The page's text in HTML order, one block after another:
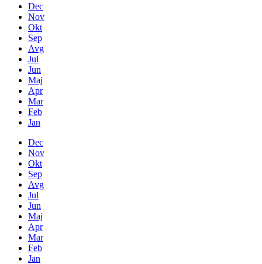
Dec
Nov
Okt
Sep
Avg
Jul
Jun
Maj
Apr
Mar
Feb
Jan
Dec
Nov
Okt
Sep
Avg
Jul
Jun
Maj
Apr
Mar
Feb
Jan